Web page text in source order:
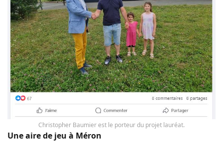
Christopher Baumier est le porteur du projet lauréat.
Une aire de jeu à Méron